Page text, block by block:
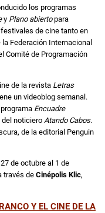
los programas
y Plano abiertopara
de cine tanto en
Federación Internacional
Comité de Programación
de la revista Letras
un videoblog semanal.
Encuadre
del noticiero Atando Cabos.
de la editorial Penguin
de octubre al 1 de
través de Cinépolis Klic,
Y EL CINE DE LA